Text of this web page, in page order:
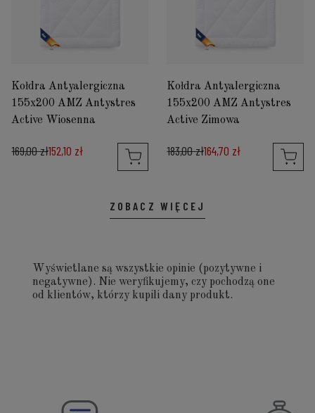
Kołdra Antyalergiczna
155x200 AMZ Antystres
Active Wiosenna
169,00 zł152,10 zł
Kołdra Antyalergiczna
155x200 AMZ Antystres
Active Zimowa
183,00 zł164,70 zł
ZOBACZ WIĘCEJ
Wyświetlane są wszystkie opinie (pozytywne i
negatywne). Nie weryfikujemy, czy pochodzą one
od klientów, którzy kupili dany produkt.